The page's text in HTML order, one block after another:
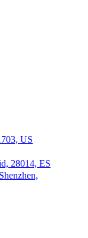
US
28014, ES